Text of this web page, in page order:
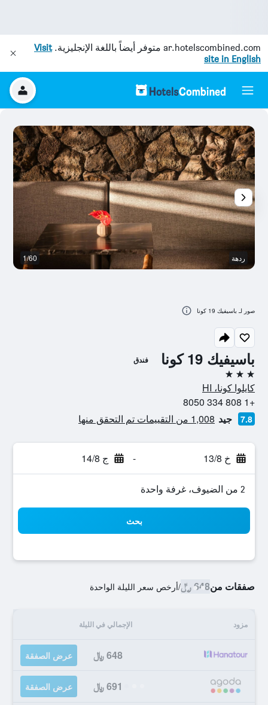
ar.hotelscombined.com متوفر أيضاً باللغة الإنجليزية.Visit
site in English
باسيفيك 19 كونا فندق
3 نجوم
كايلوا كونا، HI
+1 808 334 8050
7.8 جيد 1,008 من التقييمات تم التحقق منها
خ 13/8 - ج 14/8
2 من الضيوف، غرفة واحدة
بحث
صفقات من648 ﷼ /أرخص سعر الليلة الواحدة
مزود الإجمالي في الليلة
648 ﷼ عرض الصفقة
691 ﷼ عرض الصفقة
ردهة 1/60
صور لـ باسيفيك 19 كونا